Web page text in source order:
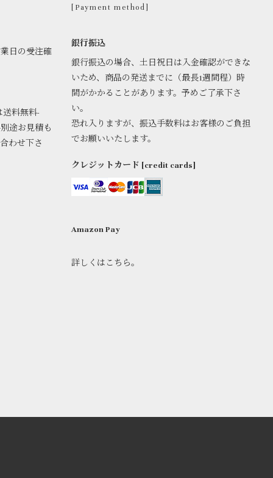
日の受注確
送料無料-
途お見積も
わせ下さ
[Payment method]
銀行振込
銀行振込の場合、土日祝日は入金確認ができな
いため、商品の発送までに（最長1週間程）時
間がかかることがあります。予めご了承下さ
い。
恐れ入りますが、振込手数料はお客様のご負担
でお願いいたします。
クレジットカード [credit cards]
Amazon Pay
詳しくはこちら。